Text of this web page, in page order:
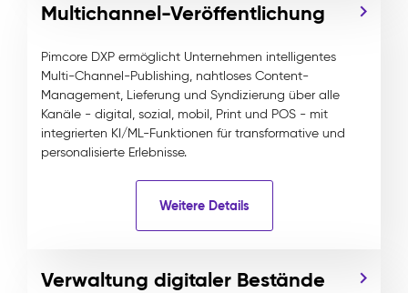
Multichannel-Veröffentlichung
Pimcore DXP ermöglicht Unternehmen intelligentes
Multi-Channel-Publishing, nahtloses Content-
Management, Lieferung und Syndizierung über alle
Kanäle - digital, sozial, mobil, Print und POS - mit
integrierten KI/ML-Funktionen für transformative und
personalisierte Erlebnisse.
Weitere Details
Verwaltung digitaler Bestände